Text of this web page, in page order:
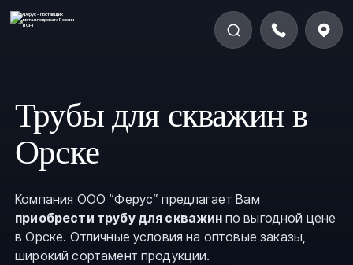
Трубы для скважин в
Орске
Компания ООО “Ферус” предлагает Вам
приобрести трубу для скважин по выгодной цене
в Орске. Отличные условия на оптовые заказы,
широкий сортамент продукции.